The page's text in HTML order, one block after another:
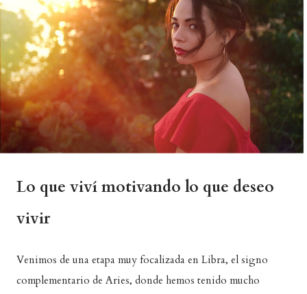
Lo que viví motivando lo que deseo
vivir
Venimos de una etapa muy focalizada en Libra, el signo
complementario de Aries, donde hemos tenido mucho